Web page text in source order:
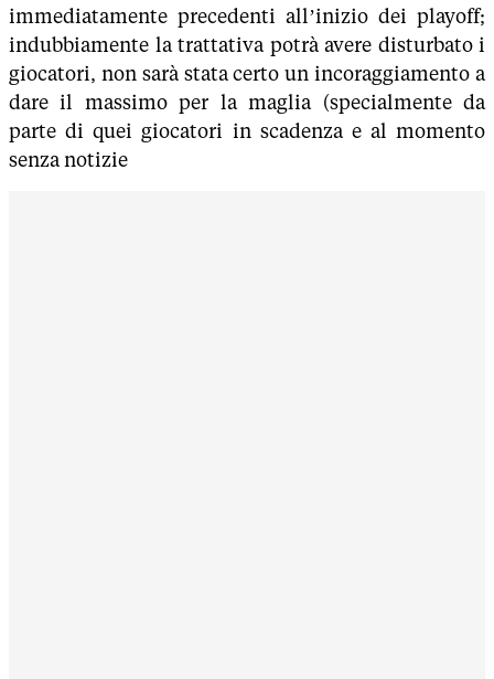
immediatamente precedenti all’inizio dei playoff;
indubbiamente la trattativa potrà avere disturbato i
giocatori, non sarà stata certo un incoraggiamento a
dare il massimo per la maglia (specialmente da
parte di quei giocatori in scadenza e al momento
senza notizie